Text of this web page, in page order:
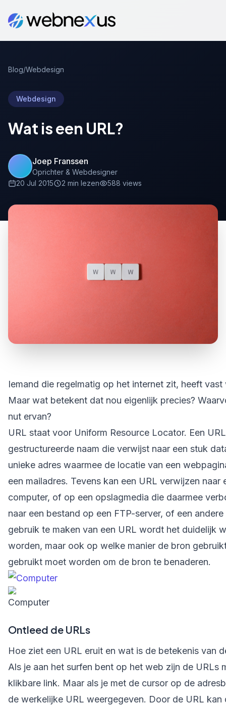
Blog/Webdesign
Webdesign
Wat is een URL?
Joep Franssen
Oprichter & Webdesigner
20 Jul 2015
2 min lezen 588 views
Iemand die regelmatig op het internet zit, heeft
Maar wat betekent dat nou eigenlijk precies?
nut ervan?
URL staat voor Uniform Resource Locator. Een
gestructureerde naam die verwijst naar een stuk
unieke adres waarmee de locatie van een
een mailadres. Tevens kan een URL verwijzen
computer, of op een opslagmedia die daarmee
naar een bestand op een FTP-server, of een
gebruik te maken van een URL wordt het duidelijk
worden, maar ook op welke manier de bron
gebruikt moet worden om de bron te benaderen.
Ontleed de URLs
Hoe ziet een URL eruit en wat is de betekenis van
Als je aan het surfen bent op het web zijn de URLs
klikbare link. Maar als je met de cursor op de
de werkelijke URL weergegeven. Door de URL